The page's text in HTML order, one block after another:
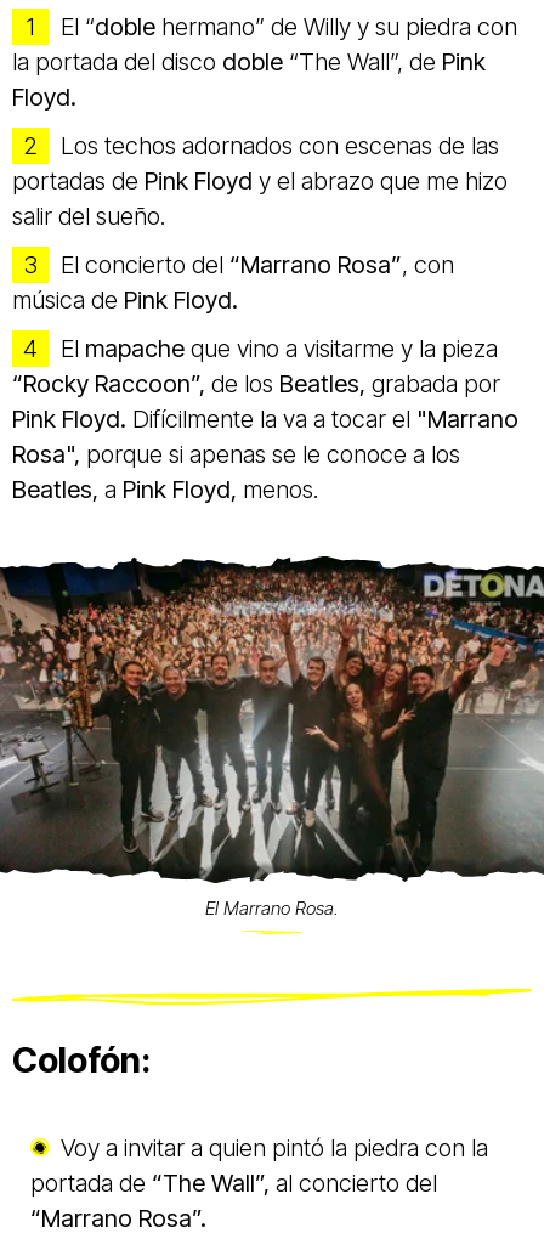
El “doble hermano” de Willy y su piedra con
la portada del disco doble “The Wall”, de Pink
Floyd.
Los techos adornados con escenas de las
portadas de Pink Floyd y el abrazo que me hizo
salir del sueño.
El concierto del “Marrano Rosa”, con
música de Pink Floyd.
El mapache que vino a visitarme y la pieza
“Rocky Raccoon”, de los Beatles, grabada por
Pink Floyd. Difícilmente la va a tocar el "Marrano
Rosa", porque si apenas se le conoce a los
Beatles, a Pink Floyd, menos.
El Marrano Rosa.
Colofón:
Voy a invitar a quien pintó la piedra con la
portada de “The Wall”, al concierto del
“Marrano Rosa”.